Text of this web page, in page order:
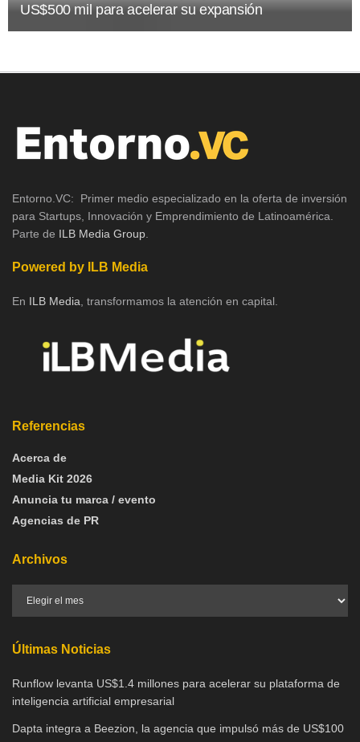
US$500 mil para acelerar su expansión
Entorno.VC: Primer medio especializado en la oferta de inversión
para Startups, Innovación y Emprendimiento de Latinoamérica.
Parte de ILB Media Group
Powered by ILB Media
En ILB Media , transformamos la atención en capital.
Referencias
Acerca de
Media Kit 2026
Anuncia tu marca / evento
Agencias de PR
Archivos
Últimas Noticias
Runflow levanta US$1.4 millones para acelerar su plataforma de
inteligencia artificial empresarial
Dapta integra a Beezion, la agencia que impulsó más de US$100